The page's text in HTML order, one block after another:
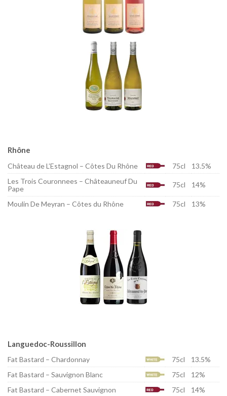
Rhône
Château de L’Estagnol – Côtes Du Rhône 75cl
13.5%
Les Trois Couronnees – Châteauneuf Du
Pape
75cl 14%
Moulin De Meyran – Côtes du Rhône 75cl 13%
Languedoc-Roussillon
Fat Bastard – Chardonnay 75cl
13.5%
Fat Bastard – Sauvignon Blanc
75cl
12%
Fat Bastard – Cabernet Sauvignon
75cl
14%